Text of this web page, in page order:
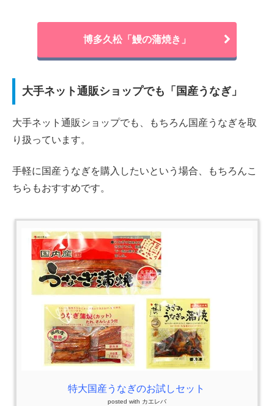
博多久松「鰻の蒲焼き」
大手ネット通販ショップでも「国産うなぎ」
大手ネット通販ショップでも、もちろん国産うなぎを取
り扱っています。
手軽に国産うなぎを購入したいという場合、もちろんこ
ちらもおすすめです。
特大国産うなぎのお試しセット
posted with カエレバ